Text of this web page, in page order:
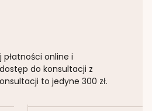
online i
do konsultacji z
to jedyne 300 zł.